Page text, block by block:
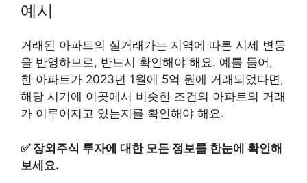
예시
거래된 아파트의 실거래가는 지역에 따른 시세 변동
을 반영하므로, 반드시 확인해야 해요. 예를 들어,
한 아파트가 2023년 1월에 5억 원에 거래되었다면,
해당 시기에 이곳에서 비슷한 조건의 아파트의 거래
가 이루어지고 있는지를 확인해야 해요.
✅ 장외주식 투자에 대한 모든 정보를 한눈에 확인해
보세요.